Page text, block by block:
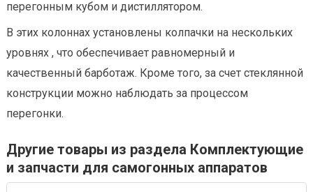
перегонным кубом и дистиллятором.
В этих колоннах установлены колпачки на нескольких
уровнях , что обеспечивает равномерный и
качественный барботаж. Кроме того, за счет стеклянной
конструкции можно наблюдать за процессом
перегонки.
Другие товары из раздела Комплектующие
и запчасти для самогонных аппаратов